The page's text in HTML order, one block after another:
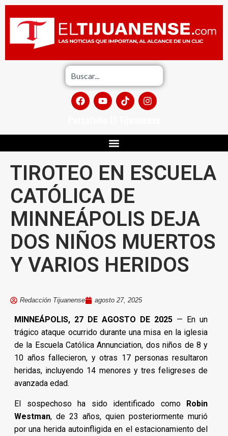
TIROTEO EN ESCUELA
CATÓLICA DE
MINNEÁPOLIS DEJA
DOS NIÑOS MUERTOS
Y VARIOS HERIDOS
Redacción Tijuanense agosto 27, 2025
MINNEÁPOLIS, 27 DE AGOSTO DE 2025 — En un
trágico ataque ocurrido durante una misa en la iglesia
de la Escuela Católica Annunciation, dos niños de 8 y
10 años fallecieron, y otras 17 personas resultaron
heridas, incluyendo 14 menores y tres feligreses de
avanzada edad.
El sospechoso ha sido identificado como Robin
Westman, de 23 años, quien posteriormente murió
por una herida autoinfligida en el estacionamiento del